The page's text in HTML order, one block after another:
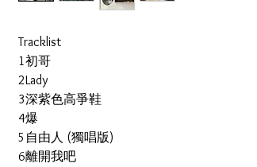
Tracklist
1初哥
2Lady
3深紫色高爭鞋
4爆
5 自由人 (獨唱版)
6離開我吧